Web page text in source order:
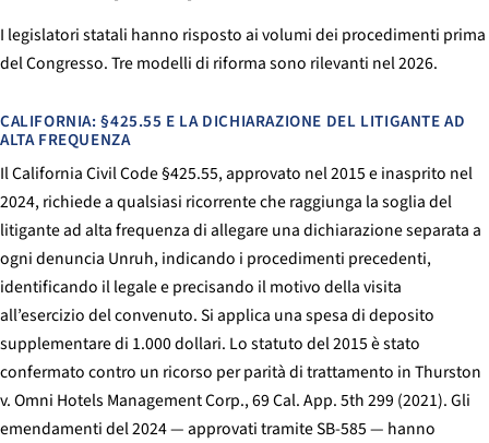
I legislatori statali hanno risposto ai volumi dei procedimenti prima
del Congresso. Tre modelli di riforma sono rilevanti nel 2026.
CALIFORNIA: §425.55 E LA DICHIARAZIONE DEL LITIGANTE AD
ALTA FREQUENZA
Il California Civil Code §425.55, approvato nel 2015 e inasprito nel
2024, richiede a qualsiasi ricorrente che raggiunga la soglia del
litigante ad alta frequenza di allegare una dichiarazione separata a
ogni denuncia Unruh, indicando i procedimenti precedenti,
identificando il legale e precisando il motivo della visita
all’esercizio del convenuto. Si applica una spesa di deposito
supplementare di 1.000 dollari. Lo statuto del 2015 è stato
confermato contro un ricorso per parità di trattamento inThurston
v. Omni Hotels Management Corp., 69 Cal. App. 5th 299 (2021). Gli
emendamenti del 2024 — approvati tramite SB-585 — hanno